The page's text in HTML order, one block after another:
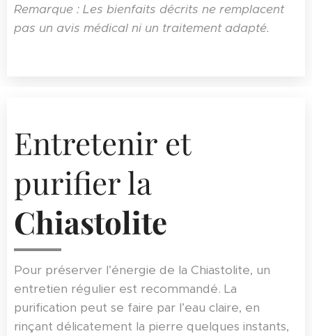
Remarque : Les bienfaits décrits ne remplacent
pas un avis médical ni un traitement adapté.
Entretenir et
purifier la
Chiastolite
Pour préserver l’énergie de la Chiastolite, un
entretien régulier est recommandé. La
purification peut se faire par l’eau claire, en
rinçant délicatement la pierre quelques instants,